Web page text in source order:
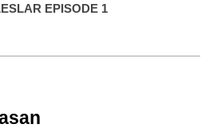
EPISODE 1